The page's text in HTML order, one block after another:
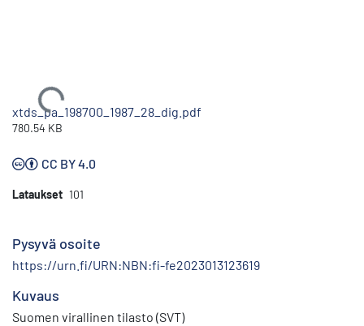
Ladataan...
xtds_pa_198700_1987_28_dig.pdf
780.54 KB
CC BY 4.0
Lataukset 101
Pysyvä osoite
https://urn.fi/URN:NBN:fi-fe2023013123619
Kuvaus
Suomen virallinen tilasto (SVT)